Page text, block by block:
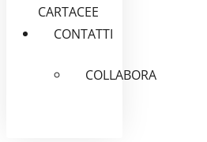
CARTACEE
CONTATTI
COLLABORA